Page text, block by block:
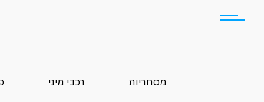
מסחריות רכבי מיני